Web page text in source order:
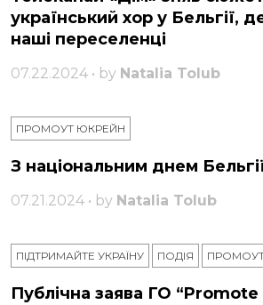
український хор у Бельгії,
наші переселенці
07.22.2024 • by Natalia Tolub
ПРОМОУТ ЮКРЕЙН
З національним днем
07.21.2024 • by Natalia Tolub
ПІДТРИМАЙТЕ УКРАЇНУ ПОДІЯ
Публічна заява ГО “Promote